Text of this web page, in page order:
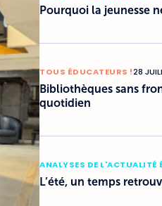
Pourquoi la jeunesse
TOUS ÉDUCATEURS !28
Bibliothèques sans
quotidien
ANALYSES DE L'ACTUALITÉ
L’été, un temps